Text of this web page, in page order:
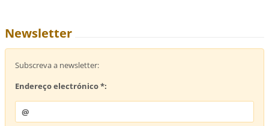
Newsletter
Subscreva a newsletter:
Endereço electrónico *: